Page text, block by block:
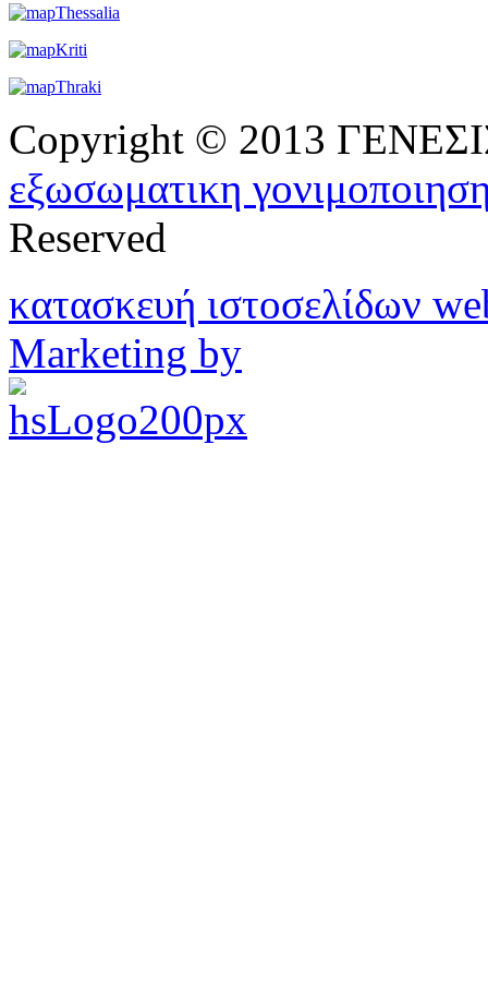
Copyright © 2013
εξωσωματικη
Reserved
κατασκευή ιστοσελίδων
Marketing by